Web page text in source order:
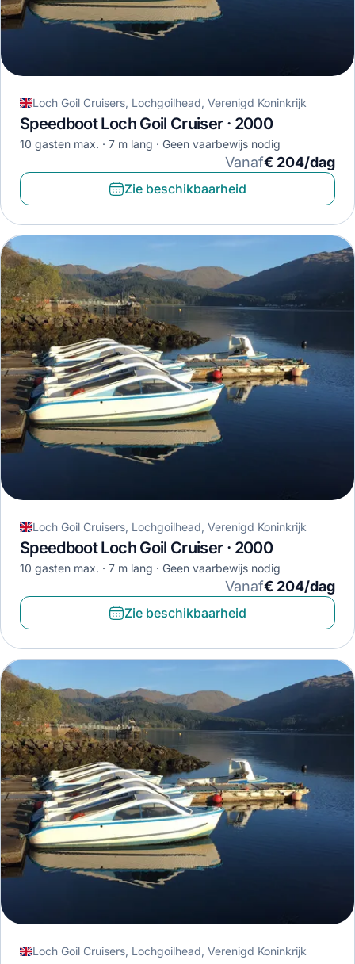
Loch Goil Cruisers, Lochgoilhead, Verenigd Koninkrijk
Speedboot Loch Goil Cruiser · 2000
10 gasten max. 7 m lang Geen vaarbewijs nodig
Vanaf€ 204/dag
Zie beschikbaarheid
Loch Goil Cruisers, Lochgoilhead, Verenigd Koninkrijk
Speedboot Loch Goil Cruiser · 2000
10 gasten max. 7 m lang Geen vaarbewijs nodig
Vanaf€ 204/dag
Zie beschikbaarheid
Loch Goil Cruisers, Lochgoilhead, Verenigd Koninkrijk